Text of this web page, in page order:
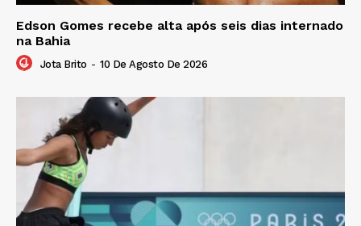
Edson Gomes recebe alta após seis dias internado
na Bahia
Jota Brito - 10 De Agosto De 2026